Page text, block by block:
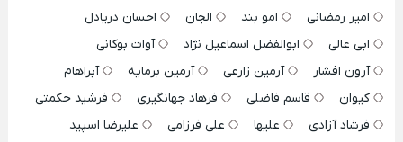
امیر رمضانی
امو بند الجان
احسان دریادل
ابی عالی
ابوالفضل اسماعیل نژاد
آوات بوکانی
آرون افشار
آرمین زارعی آرمین برمایه
آبراهام
کیوان
قاسم فاضلی فرهاد جهانگیری
فرشید حکمتی
فرشاد آزادی
علیها علی فرزامی
علیرضا اسپید